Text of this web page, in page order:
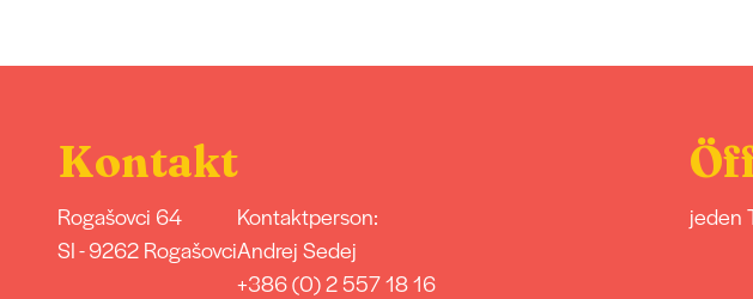
Kontakt
Rogašovci 64
SI - 9262 Rogašovci
Kontaktperson:
Andrej Sedej
+386 (0) 2 557 18 16
jeden